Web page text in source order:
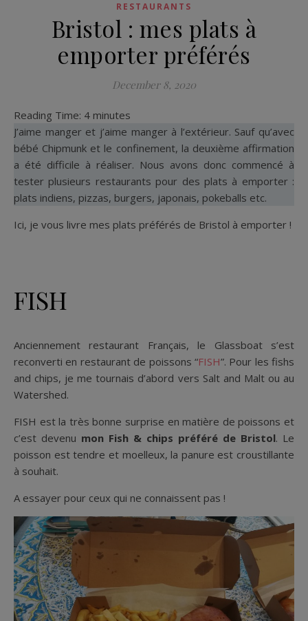
RESTAURANTS
Bristol : mes plats à
emporter préférés
December 8, 2020
Reading Time: 4 minutes
J’aime manger et j’aime manger à l’extérieur. Sauf qu’avec
bébé Chipmunk et le confinement, la deuxième affirmation
a été difficile à réaliser. Nous avons donc commencé à
tester plusieurs restaurants pour des plats à emporter :
plats indiens, pizzas, burgers, japonais, pokeballs etc.
Ici, je vous livre mes plats préférés de Bristol à emporter !
FISH
Anciennement restaurant Français, le Glassboat s’est
reconverti en restaurant de poissons “FISH”. Pour les fishs
and chips, je me tournais d’abord vers Salt and Malt ou au
Watershed.
FISH est la très bonne surprise en matière de poissons et
c’est devenu mon Fish & chips préféré de Bristol. Le
poisson est tendre et moelleux, la panure est croustillante
à souhait.
A essayer pour ceux qui ne connaissent pas !